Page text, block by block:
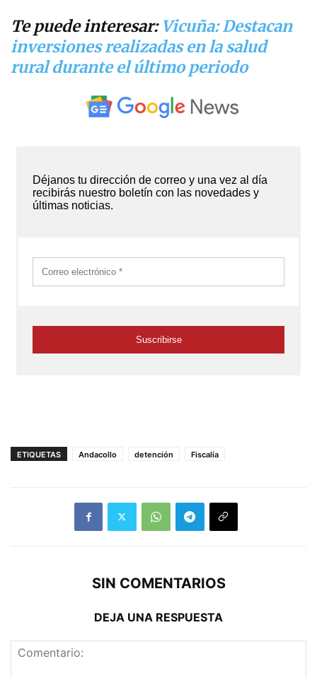
Te puede interesar: Vicuña: Destacan
inversiones realizadas en la salud
rural durante el último periodo
ETIQUETAS Andacollo detención Fiscalía
SIN COMENTARIOS
DEJA UNA RESPUESTA